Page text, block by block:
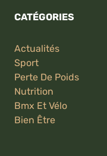
CATÉGORIES
Actualités
Sport
Perte De Poids
Nutrition
Bmx Et Vélo
Bien Être